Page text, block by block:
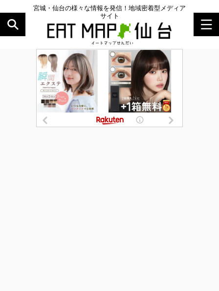
宮城・仙台の様々な情報を発信！地域密着型メディア
サイト